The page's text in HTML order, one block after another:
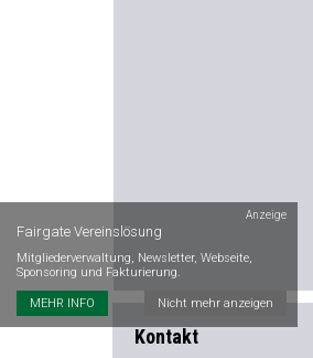
Kontakt
Anzeige
Fairgate Vereinslösung
Mitgliederverwaltung, Newsletter, Webseite,
Sponsoring und Fakturierung.
MEHR INFO Nicht mehr anzeigen